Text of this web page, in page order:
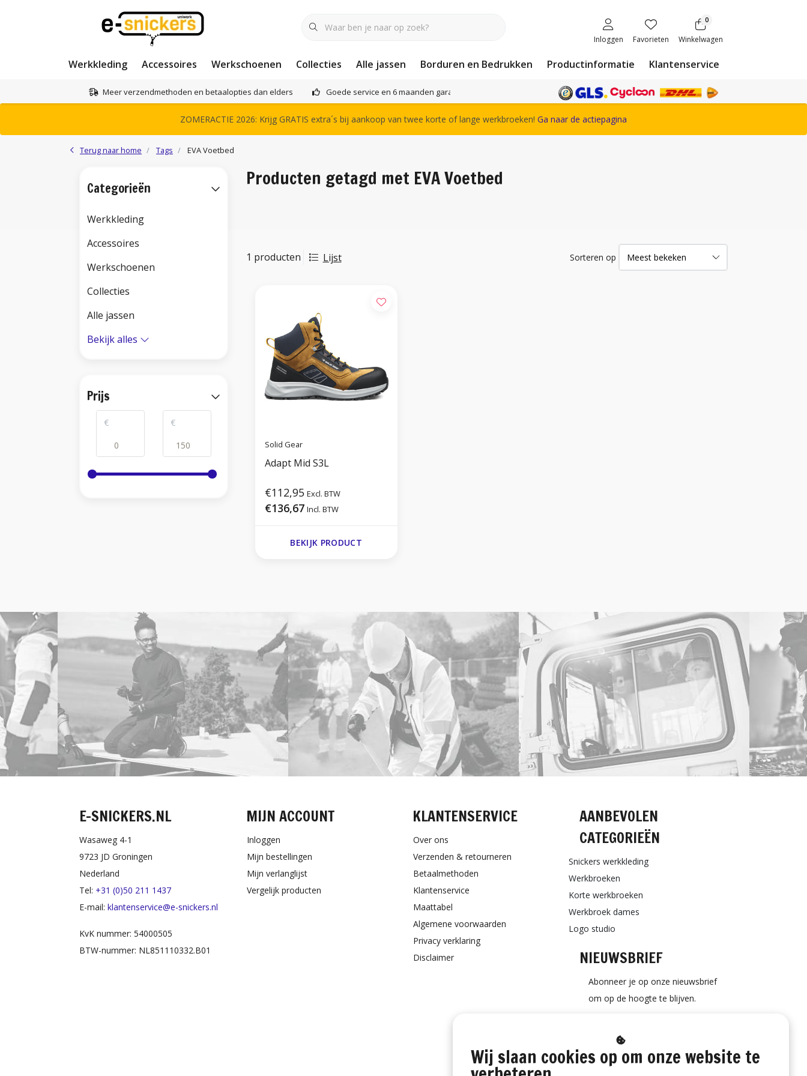
Inloggen Favorieten
0
Winkelwagen
Werkkleding Accessoires Werkschoenen Collecties Alle jassen Borduren en Bedrukken Productinformatie Klantenservice
Meer verzendmethoden en betaalopties dan elders Goede service en 6 maanden garantie Het complete Snickers Workwear assortiment
ZOMERACTIE 2026: Krijg GRATIS extra´s bij aankoop van twee korte of lange werkbroeken! Ga naar de actiepagina
Terug naar home Tags EVA Voetbed
Producten getagd met EVA Voetbed
1 producten Lijst Sorteren op
Solid Gear
Adapt Mid S3L
€112,95 Excl. BTW
€136,67 Incl. BTW
BEKIJK PRODUCT
Categorieën
Werkkleding
Accessoires
Werkschoenen
Collecties
Alle jassen
Bekijk alles
Prijs
€ €
E-SNICKERS.NL
Wasaweg 4-1
9723 JD Groningen
Nederland
Tel: +31 (0)50 211 1437
E-mail: klantenservice@e-snickers.nl
KvK nummer: 54000505
BTW-nummer: NL851110332.B01
MIJN ACCOUNT
Inloggen
Mijn bestellingen
Mijn verlanglijst
Vergelijk producten
KLANTENSERVICE
Over ons
Verzenden & retourneren
Betaalmethoden
Klantenservice
Maattabel
Algemene voorwaarden
Privacy verklaring
Disclaimer
AANBEVOLEN
CATEGORIEËN
Snickers werkkleding
Werkbroeken
Korte werkbroeken
Werkbroek dames
Logo studio
NIEUWSBRIEF
Abonneer je op onze nieuwsbrief
om op de hoogte te blijven.
ABONNEER
Wij slaan cookies op om onze website te